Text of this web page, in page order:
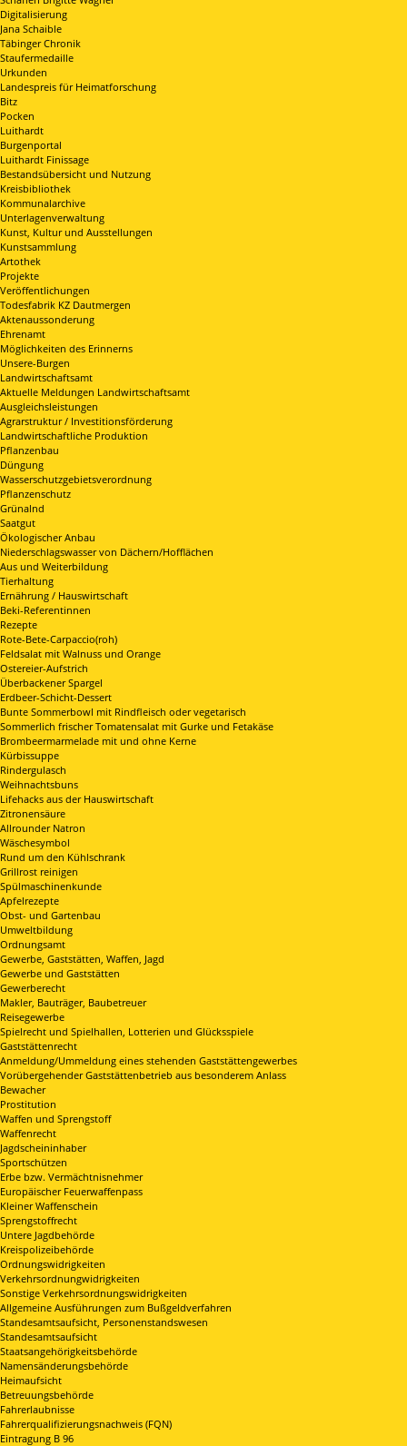
Digitalisierung
Jana Schaible
Täbinger Chronik
Staufermedaille
Urkunden
Landespreis für Heimatforschung
Bitz
Pocken
Luithardt
Burgenportal
Luithardt Finissage
Bestandsübersicht und Nutzung
Kreisbibliothek
Kommunalarchive
Unterlagenverwaltung
Kunst, Kultur und Ausstellungen
Kunstsammlung
Artothek
Projekte
Veröffentlichungen
Todesfabrik KZ Dautmergen
Aktenaussonderung
Ehrenamt
Möglichkeiten des Erinnerns
Unsere-Burgen
Landwirtschaftsamt
Aktuelle Meldungen Landwirtschaftsamt
Ausgleichsleistungen
Agrarstruktur / Investitionsförderung
Landwirtschaftliche Produktion
Pflanzenbau
Düngung
Wasserschutzgebietsverordnung
Pflanzenschutz
Grünalnd
Saatgut
Ökologischer Anbau
Niederschlagswasser von Dächern/Hofflächen
Aus und Weiterbildung
Tierhaltung
Ernährung / Hauswirtschaft
Beki-Referentinnen
Rezepte
Rote-Bete-Carpaccio(roh)
Feldsalat mit Walnuss und Orange
Ostereier-Aufstrich
Überbackener Spargel
Erdbeer-Schicht-Dessert
Bunte Sommerbowl mit Rindfleisch oder vegetarisch
Sommerlich frischer Tomatensalat mit Gurke und Fetakäse
Brombeermarmelade mit und ohne Kerne
Kürbissuppe
Rindergulasch
Weihnachtsbuns
Lifehacks aus der Hauswirtschaft
Zitronensäure
Allrounder Natron
Wäschesymbol
Rund um den Kühlschrank
Grillrost reinigen
Spülmaschinenkunde
Apfelrezepte
Obst- und Gartenbau
Umweltbildung
Ordnungsamt
Gewerbe, Gaststätten, Waffen, Jagd
Gewerbe und Gaststätten
Gewerberecht
Makler, Bauträger, Baubetreuer
Reisegewerbe
Spielrecht und Spielhallen, Lotterien und Glücksspiele
Gaststättenrecht
Anmeldung/Ummeldung eines stehenden Gaststättengewerbes
Vorübergehender Gaststättenbetrieb aus besonderem Anlass
Bewacher
Prostitution
Waffen und Sprengstoff
Waffenrecht
Jagdscheininhaber
Sportschützen
Erbe bzw. Vermächtnisnehmer
Europäischer Feuerwaffenpass
Kleiner Waffenschein
Sprengstoffrecht
Untere Jagdbehörde
Kreispolizeibehörde
Ordnungswidrigkeiten
Verkehrsordnungwidrigkeiten
Sonstige Verkehrsordnungswidrigkeiten
Allgemeine Ausführungen zum Bußgeldverfahren
Standesamtsaufsicht, Personenstandswesen
Standesamtsaufsicht
Staatsangehörigkeitsbehörde
Namensänderungsbehörde
Heimaufsicht
Betreuungsbehörde
Fahrerlaubnisse
Fahrerqualifizierungsnachweis (FQN)
Eintragung B 96